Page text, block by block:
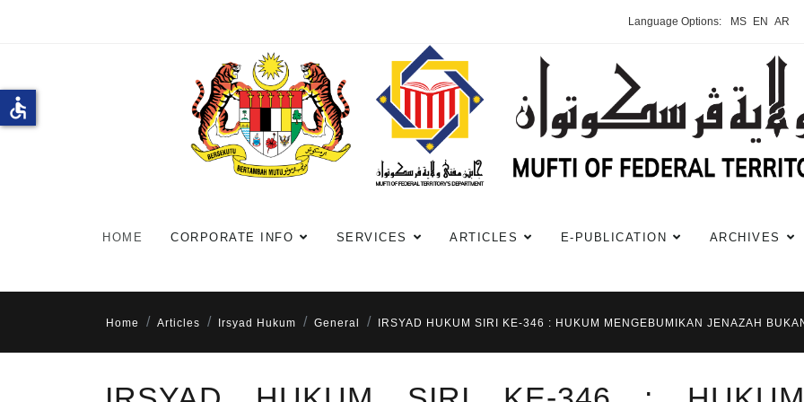
Language Options: MS EN AR
HOME CORPORATE INFO SERVICES ARTICLES E-PUBLICATION ARCHIVES
Home Articles Irsyad Hukum General IRSYAD HUKUM SIRI KE-346 : HUKUM MENGEBUMIKAN JENAZAH
accessible